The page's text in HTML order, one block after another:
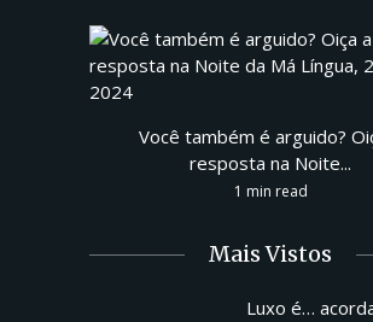
Você também é arguido?
resposta na Noite...
1 min read
Mais Vistos
Luxo é…